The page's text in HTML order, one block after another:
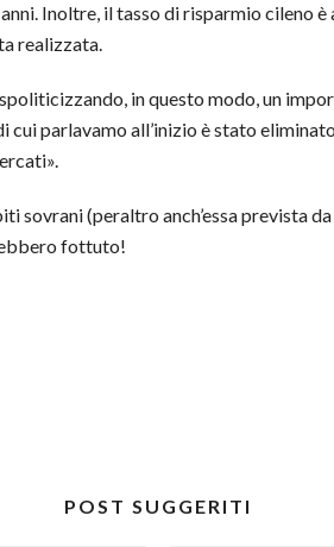
Inoltre, il tasso di risparmio cileno
realizzata.
in questo modo, un
parlavamo all’inizio è stato
sovrani (peraltro anch’essa prevista
fottuto!
POST SUGGERITI